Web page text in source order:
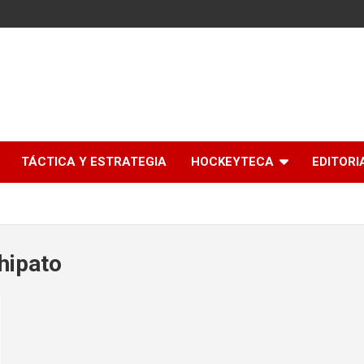
TÁCTICA Y ESTRATEGIA HOCKEYTECA